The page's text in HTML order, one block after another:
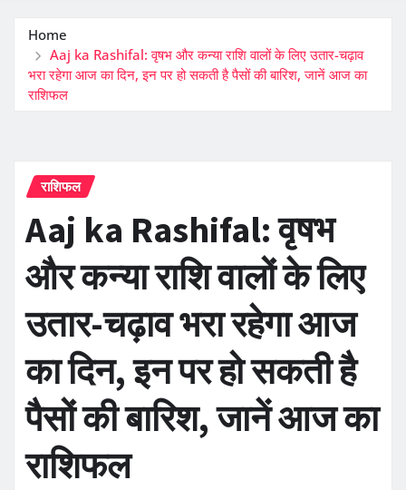
Home
Aaj ka Rashifal: वृषभ और कन्या राशि वालों के लिए उतार-चढ़ाव
भरा रहेगा आज का दिन, इन पर हो सकती है पैसों की बारिश, जानें आज का
राशिफल
राशिफल
Aaj ka Rashifal: वृषभ
और कन्या राशि वालों के लिए
उतार-चढ़ाव भरा रहेगा आज
का दिन, इन पर हो सकती है
पैसों की बारिश, जानें आज का
राशिफल